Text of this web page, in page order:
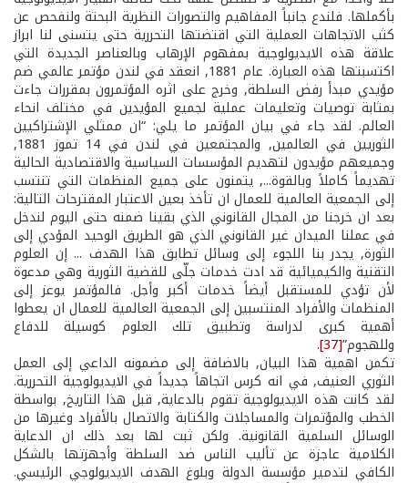
بأكملها. فلندع جانباً المفاهيم والتصورات النظرية البحتة ولنفحص عن
كثب الاتجاهات العملية التي اقتضتها التحررية حتى يتسنى لنا ابراز
علاقة هذه الايديولوجية بمفهوم الإرهاب وبالعناصر الجديدة التي
اكتسبتها هذه العبارة. عام 1881, انعقد في لندن مؤتمر عالمي ضم
مؤيدي مبدأ رفض السلطة, وخرج على اثره المؤتمرون بمقررات جاءت
بمثابة توصيات وتعليمات عملية لجميع المؤيدين في مختلف انحاء
العالم. لقد جاء في بيان المؤتمر ما يلي: “ان ممثلي الإشتراكيين
الثوريين في العالمين, والمجتمعين في لندن في 14 تموز 1881,
وجميعهم مؤيدون لتهديم المؤسسات السياسية والاقتصادية الحالية
تهديماً كاملاً وبالقوة..., يتمنون على جميع المنظمات التي تنتسب
إلى الجمعية العالمية للعمال ان تأخذ بعين الاعتبار المقترحات التالية:
بعد ان خرجنا من المجال القانوني الذي بقينا ضمنه حتى اليوم لندخل
في عملنا الميدان غير القانوني الذي هو الطريق الوحيد المؤدي إلى
الثورة, يجدر بنا اللجوء إلى وسائل تطابق هذا الهدف ... إن العلوم
التقنية والكيميائية قد ادت خدمات جلّى للقضية الثورية وهي مدعوة
لأن تؤدي للمستقبل أيضاً خدمات أكبر وأجل. فالمؤتمر يوعز إلى
المنظمات والأفراد المنتسبين إلى الجمعية العالمية للعمال ان يعطوا
أهمية كبرى لدراسة وتطبيق تلك العلوم كوسيلة للدفاع
وللهجوم”[37]
.
تكمن اهمية هذا البيان, بالاضافة إلى مضمونه الداعي إلى العمل
الثوري العنيف, في انه كرس اتجاهاً جديداً في الايديولوجية التحررية.
لقد كانت هذه الايديولوجية تقوم بالدعاية, قبل هذا التاريخ, بواسطة
الخطب والمؤتمرات والمساجلات والكتابة والاتصال بالأفراد وغيرها من
الوسائل السلمية القانونية. ولكن ثبت لها بعد ذلك ان الدعاية
الكلامية عاجزة عن تأليب الناس ضد السلطة وأجهزتها بالشكل
الكافي لتدمير مؤسسة الدولة وبلوغ الهدف الايديولوجي الرئيسي.